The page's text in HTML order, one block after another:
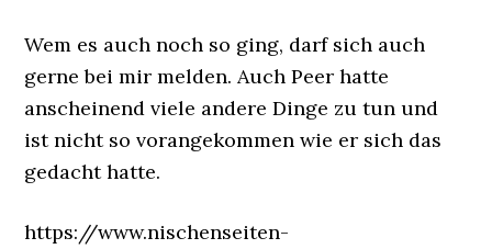
Wem es auch noch so ging, darf sich auch
gerne bei mir melden. Auch Peer hatte
anscheinend viele andere Dinge zu tun und
ist nicht so vorangekommen wie er sich das
gedacht hatte.
https://www.nischenseiten-